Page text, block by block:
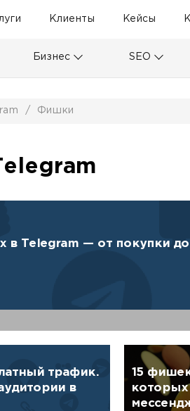
Клиенты Кейсы
Бизнес SEO
/ Фишки
в Telegram — от покупки
трафик.
в
15